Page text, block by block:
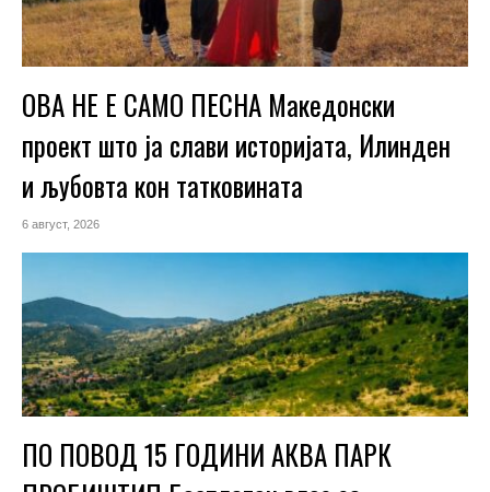
ОВА НЕ Е САМО ПЕСНА Македонски
проект што ја слави историјата, Илинден
и љубовта кон татковината
6 август, 2026
ПО ПОВОД 15 ГОДИНИ АКВА ПАРК